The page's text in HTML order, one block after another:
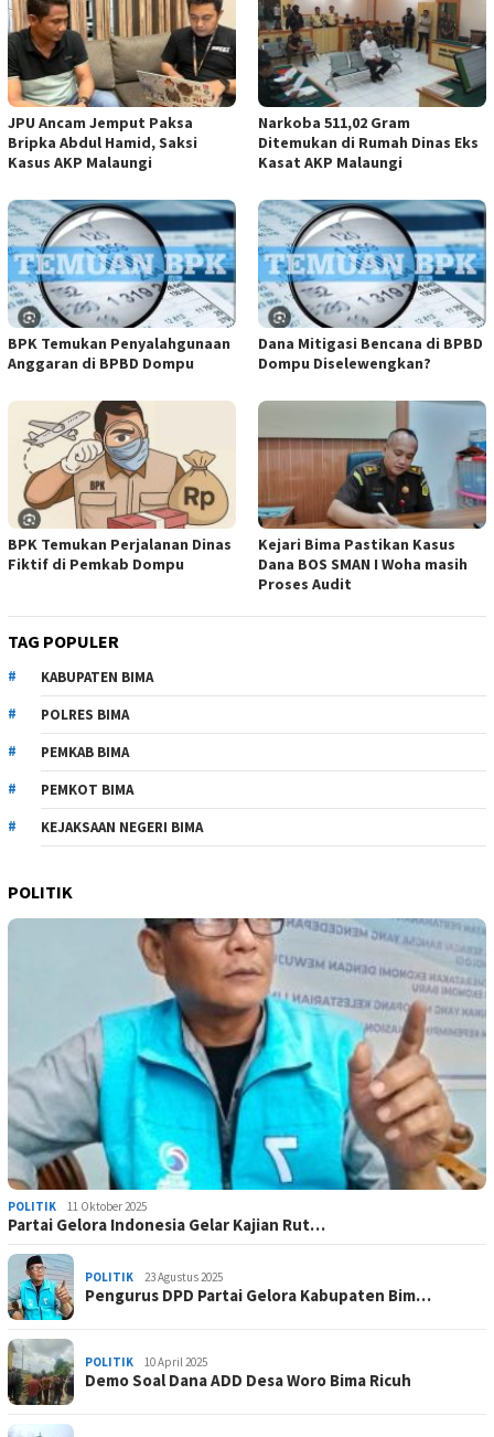
JPU Ancam Jemput Paksa
Bripka Abdul Hamid, Saksi
Kasus AKP Malaungi
Narkoba 511,02 Gram
Ditemukan di Rumah Dinas Eks
Kasat AKP Malaungi
BPK Temukan Penyalahgunaan
Anggaran di BPBD Dompu
Dana Mitigasi Bencana di BPBD
Dompu Diselewengkan?
BPK Temukan Perjalanan Dinas
Fiktif di Pemkab Dompu
Kejari Bima Pastikan Kasus
Dana BOS SMAN I Woha masih
Proses Audit
TAG POPULER
KABUPATEN BIMA
POLRES BIMA
PEMKAB BIMA
PEMKOT BIMA
KEJAKSAAN NEGERI BIMA
POLITIK
POLITIK 11 Oktober 2025
Partai Gelora Indonesia Gelar Kajian Rut…
POLITIK 23 Agustus 2025
Pengurus DPD Partai Gelora Kabupaten Bim…
POLITIK 10 April 2025
Demo Soal Dana ADD Desa Woro Bima Ricuh